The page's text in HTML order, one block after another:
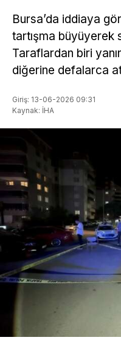
Bursa’da iddiaya
tartışma büyüyerek
Taraflardan biri
diğerine defalarca
Giriş: 13-06-2026 09:31
Kaynak: İHA